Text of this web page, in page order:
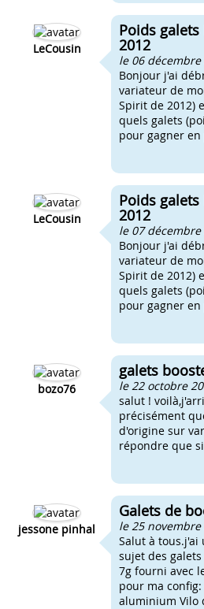
LeCousin
Poids
2012
le 06 décembre
Bonjour j'ai
variateur de
Spirit de 2012)
quels galets
pour gagner
LeCousin
Poids
2012
le 07 décembre
Bonjour j'ai
variateur de
Spirit de 2012)
quels galets
pour gagner
bozo76
galets
le 22 octobre
salut !
précisément
d'origine sur
répondre que
jessone pinhal
Galets de
le 25 novembre
Salut à
sujet des
7g fourni avec
pour ma
aluminium Vilo